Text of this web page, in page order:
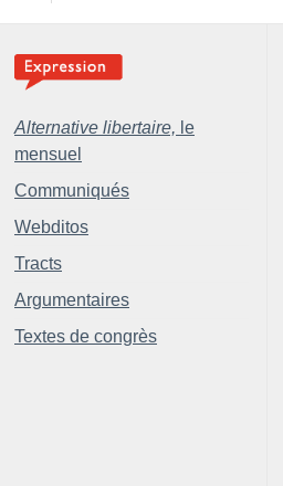
Alternative libertaire, le
mensuel
Communiqués
Webditos
Tracts
Argumentaires
Textes de congrès